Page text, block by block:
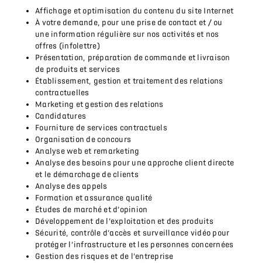
Affichage et optimisation du contenu du site Internet
À votre demande, pour une prise de contact et / ou
une information régulière sur nos activités et nos
offres (infolettre)
Présentation, préparation de commande et livraison
de produits et services
Établissement, gestion et traitement des relations
contractuelles
Marketing et gestion des relations
Candidatures
Fourniture de services contractuels
Organisation de concours
Analyse web et remarketing
Analyse des besoins pour une approche client directe
et le démarchage de clients
Analyse des appels
Formation et assurance qualité
Études de marché et d’opinion
Développement de l’exploitation et des produits
Sécurité, contrôle d’accès et surveillance vidéo pour
protéger l’infrastructure et les personnes concernées
Gestion des risques et de l’entreprise